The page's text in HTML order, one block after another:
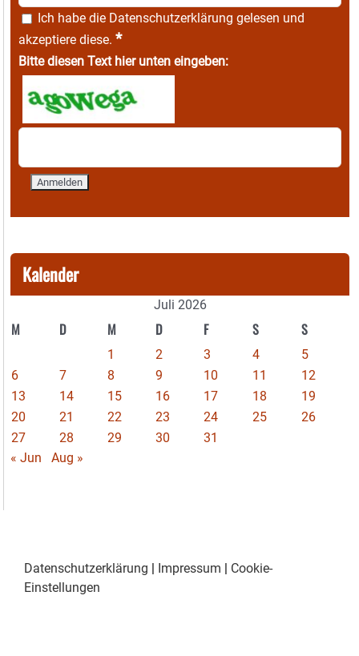
Ich habe die Datenschutzerklärung gelesen und
akzeptiere diese. *
Bitte diesen Text hier unten eingeben:
Kalender
Juli 2026
M D M D F S S
1 2 3 4
5
6
7 8 9 10 11
12
13
14 15 16 17 18
19
20
21 22 23 24 25
26
27
28 29 30
31
« Jun
Aug »
Datenschutzerklärung | Impressum | Cookie-
Einstellungen